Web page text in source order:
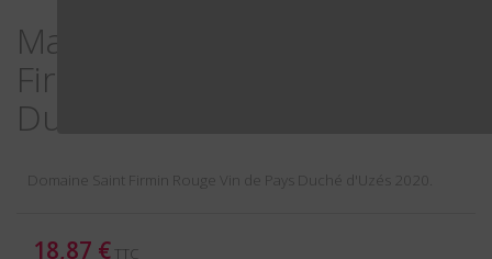
Magnum Domaine Saint
Firmin Rouge Vin de Pays
Duché d'Uzés 2020
Domaine Saint Firmin Rouge Vin de Pays Duché d'Uzés 2020.
18,87 € TTC